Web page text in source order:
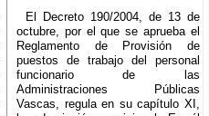
El Decreto 190/2004, de 13 de
octubre, por el que se aprueba el
Reglamento de Provisión de
puestos de trabajo del personal
funcionario de las
Administraciones Públicas
Vascas, regula en su capítulo XI,